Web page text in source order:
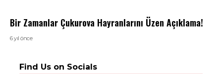
Bir Zamanlar Çukurova Hayranlarını Üzen Açıklama!
6 yıl önce
Find Us on Socials